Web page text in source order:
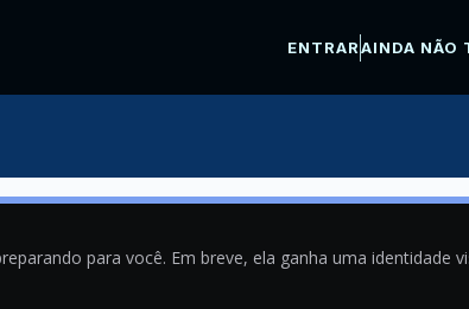
ENTRARAINDA NÃO
para você. Em breve, ela ganha uma identidade